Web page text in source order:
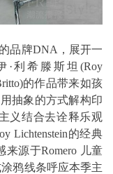
品牌DNA，展开一
利希滕斯坦(Roy
的作品带来如孩
抽象的方式解构印
义结合去诠释乐观
Lichtenstein的经典
源于Romero 儿童
鸦线条呼应本季主